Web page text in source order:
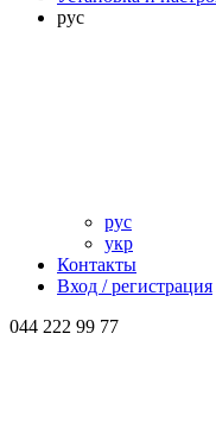
рус
рус
укр
Контакты
Вход / регистрация
044 222 99 77